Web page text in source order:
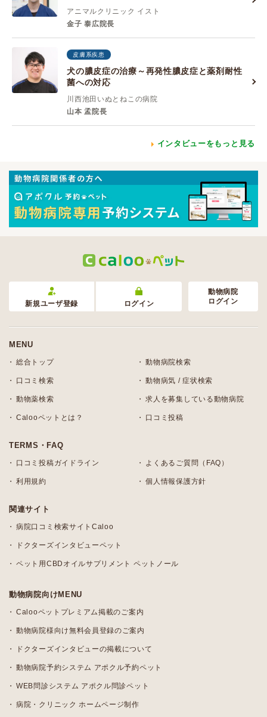
アニマルクリニック イスト
金子 泰広院長
皮膚系疾患
犬の膿皮症の治療～再発性膿皮症と薬剤耐性
菌への対応
川西池田いぬとねこの病院
山本 孟院長
インタビューをもっと見る
新規ユーザ登録 ログイン
動物病院
ログイン
MENU
総合トップ 動物病院検索
口コミ検索 動物病気 / 症状検索
動物薬検索 求人を募集している動物病院
Calooペットとは？ 口コミ投稿
TERMS・FAQ
口コミ投稿ガイドライン よくあるご質問（FAQ）
利用規約 個人情報保護方針
関連サイト
病院口コミ検索サイトCaloo
ドクターズインタビューペット
ペット用CBDオイルサプリメント ペットノール
動物病院向けMENU
Calooペットプレミアム掲載のご案内
動物病院様向け無料会員登録のご案内
ドクターズインタビューの掲載について
動物病院予約システム アポクル予約ペット
WEB問診システム アポクル問診ペット
病院・クリニック ホームページ制作